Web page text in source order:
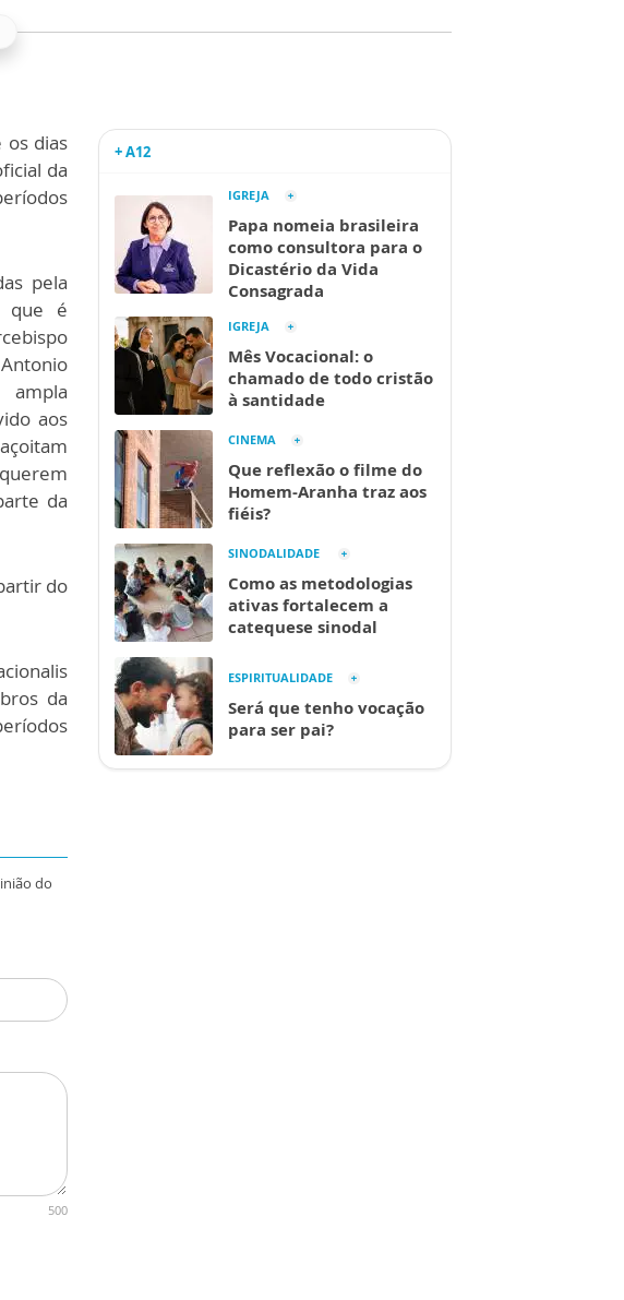
os dias
da
pela
que é
ampla
aos
da
do
da
do
500
+ A12
IGREJA
Papa nomeia brasileira
como consultora para o
Dicastério da Vida
Consagrada
IGREJA
Mês Vocacional: o
chamado de todo cristão
à santidade
CINEMA
Que reflexão o filme do
Homem-Aranha traz aos
fiéis?
SINODALIDADE
Como as metodologias
ativas fortalecem a
catequese sinodal
ESPIRITUALIDADE
Será que tenho vocação
para ser pai?